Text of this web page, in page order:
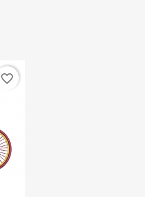
favorite_border